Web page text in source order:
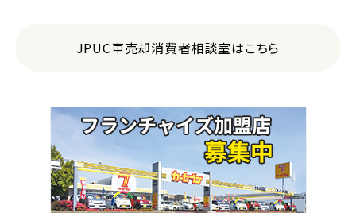
JPUC車売却消費者相談室はこちら